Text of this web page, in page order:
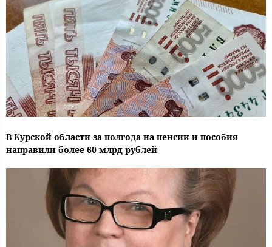
В Курской области за полгода на пенсии и пособия
направили более 60 млрд рублей